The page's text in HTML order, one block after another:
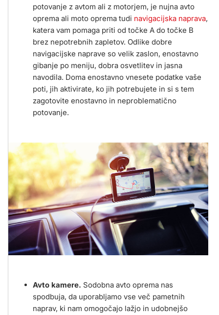
potovanje z avtom ali z motorjem, je nujna avto
oprema ali moto oprema tudi navigacijska naprava,
katera vam pomaga priti od točke A do točke B
brez nepotrebnih zapletov. Odlike dobre
navigacijske naprave so velik zaslon, enostavno
gibanje po meniju, dobra osvetlitev in jasna
navodila. Doma enostavno vnesete podatke vaše
poti, jih aktivirate, ko jih potrebujete in si s tem
zagotovite enostavno in neproblematično
potovanje.
Avto kamere. Sodobna avto oprema nas
spodbuja, da uporabljamo vse več pametnih
naprav, ki nam omogočajo lažjo in udobnejšo